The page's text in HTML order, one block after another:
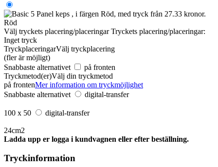
Röd
Välj tryckets placering/placeringar Tryckets placering/placeringar:
Inget tryck
TryckplaceringarVälj tryckplacering
(fler är möjligt)
Snabbaste alternativet
på fronten
Tryckmetod(er)Välj din tryckmetod
på frontenMer information om tryckmöjlighet
Snabbaste alternativet
digital-transfer
100 x 50 digital-transfer
24cm2
Ladda upp er logga i kundvagnen eller efter beställning.
Tryckinformation